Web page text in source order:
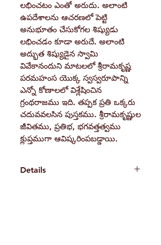
లభించటం ఎంతో అరుదు. అలాంటి
ఉపదేశాలను ఆచరణలో పెట్టి
అనుభూతం చేసుకోగల శిష్యుడు
లభించడం కూడా అరుదే. అలాంటి
అద్భుత శిష్యుడైన స్వామి
వివేకానందుని మాటలలో శ్రీరామకృష్ణ
పరమహంస యొక్క స్వస్వరూపాన్ని
ఎన్నో కోణాలలో విశ్లేషించిన
గ్రంథరాజము ఇది. తప్పక ప్రతి ఒక్కరు
చదువవలసిన పుస్తకము. శ్రీరామకృష్ణుల
జీవితము, ప్రతిభ, భగవత్తత్వము
క్లుప్తముగా ఆవిష్కరింపబడ్డాయి.
Details